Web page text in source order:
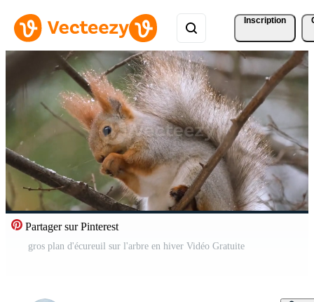
Inscription
Partager sur Pinterest
gros plan d'écureuil sur l'arbre en hiver Vidéo Gratuite